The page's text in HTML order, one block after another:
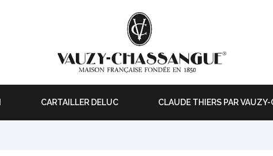
CARTAILLER DELUC CLAUDE THIERS PAR